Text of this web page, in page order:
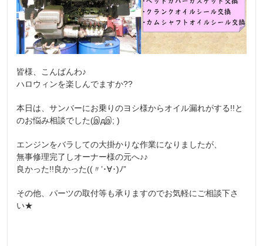
皆様、こんばんわ♪
ハロウィンを楽しんでますか??
本日は、サンバーにお乗りのヨシ様からオイル漏れがする!!と
のお悩み相談でした(இдஇ; )
エンジンをバラしての大掛かりな作業になりましたが、
無事修理完了しオーナー様の元へ♪♪
良かった!!良かった((〃’･∀･)ﾉ”
その他、パーツの取付等も承りますのでお気軽にご相談下さ
い★